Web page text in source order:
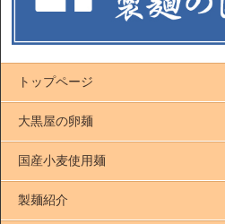
トップページ
大黒屋の卵麺
国産小麦使用麺
製麺紹介